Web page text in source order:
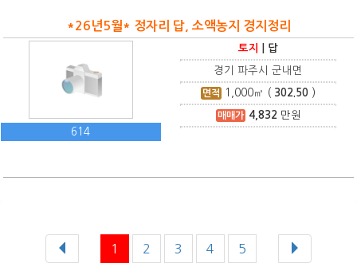
*26년5월* 정자리 답, 소액농지 경지정리
614
토지 답
경기 파주시 군내면
면적 1,000㎡ ( 302.50 )
매매가 4,832 만원
1 2 3 4 5